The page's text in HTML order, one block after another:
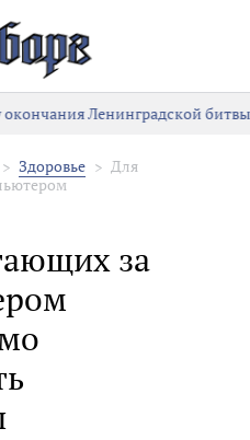
Ленинградской битвы
Здоровье
Для
за